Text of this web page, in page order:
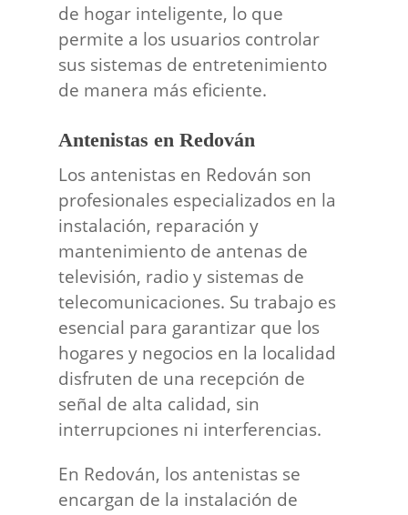
de hogar inteligente, lo que
permite a los usuarios controlar
sus sistemas de entretenimiento
de manera más eficiente.
Antenistas en Redován
Los antenistas en Redován son
profesionales especializados en la
instalación, reparación y
mantenimiento de antenas de
televisión, radio y sistemas de
telecomunicaciones. Su trabajo es
esencial para garantizar que los
hogares y negocios en la localidad
disfruten de una recepción de
señal de alta calidad, sin
interrupciones ni interferencias.
En Redován, los antenistas se
encargan de la instalación de